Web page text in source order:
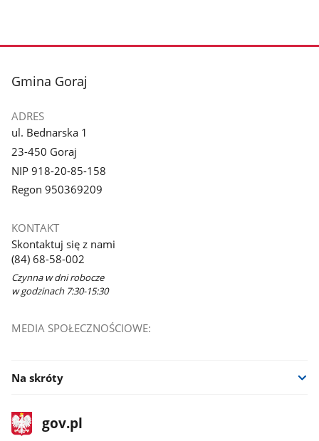
stopka
Gmina Goraj
ADRES
ul. Bednarska 1
23-450 Goraj
NIP 918-20-85-158
Regon 950369209
KONTAKT
Skontaktuj się z nami
(84) 68-58-002
Czynna w dni robocze
w godzinach 7:30-15:30
MEDIA SPOŁECZNOŚCIOWE:
Na skróty
stopka
gov.plStrona
gov.pl